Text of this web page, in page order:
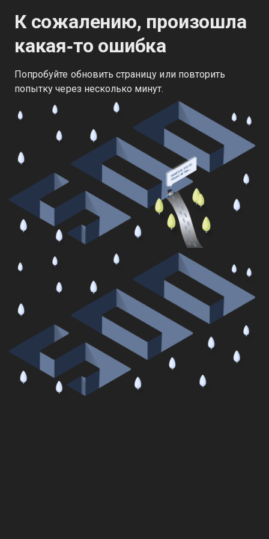
К сожалению, произошла
какая‑то ошибка
Попробуйте обновить страницу или повторить
попытку через несколько минут.